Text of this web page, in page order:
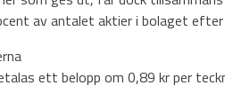
av antalet aktier i bolaget
ett belopp om 0,89 kr per